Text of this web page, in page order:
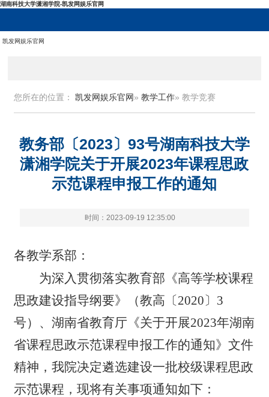
湖南科技大学潇湘学院-凯发网娱乐官网
凯发网娱乐官网
您所在的位置：凯发网娱乐官网»教学工作» 教学竞赛
教务部〔2023〕93号湖南科技大学
潇湘学院关于开展2023年课程思政
示范课程申报工作的通知
时间：2023-09-19 12:35:00
各教学系部：
为深入贯彻落实教育部《高等学校课程
思政建设指导纲要》
（教高〔2020〕 3
号） 、湖南省教育厅 《关于开展2023年湖南
省课程思政示范课程申报工作的通知》文件
精神，我院决定遴选建设一批校级课程思政
示范课程 ，现将有关事项通知如下 ：